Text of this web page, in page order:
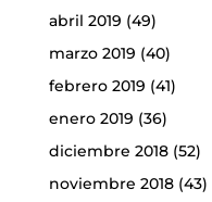
abril 2019 (49)
marzo 2019 (40)
febrero 2019 (41)
enero 2019 (36)
diciembre 2018(52)
noviembre 2018(43)